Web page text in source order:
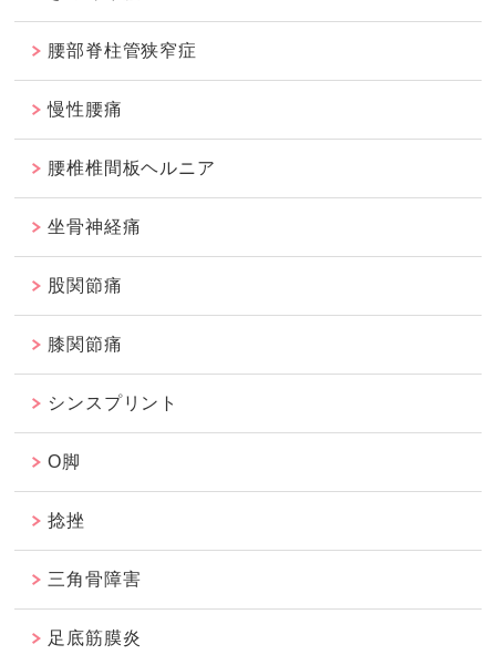
腰部脊柱管狭窄症
慢性腰痛
腰椎椎間板ヘルニア
坐骨神経痛
股関節痛
膝関節痛
シンスプリント
O脚
捻挫
三角骨障害
足底筋膜炎